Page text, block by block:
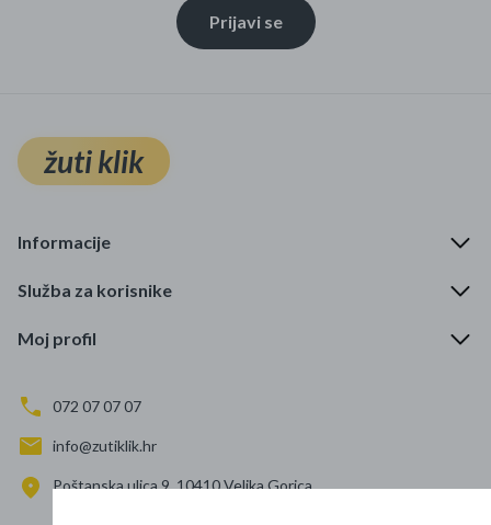
Prijavi se
žuti klik
Informacije
Služba za korisnike
Moj profil
072 07 07 07
info@zutiklik.hr
Poštanska ulica 9, 10410 Velika Gorica